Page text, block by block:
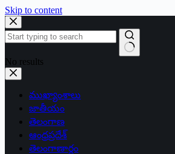
Skip to content
No results
ముఖ్యాంశాలు
జాతీయం
తెలంగాణ
ఆంధ్రప్రదేశ్
తెలంగాణార్థం